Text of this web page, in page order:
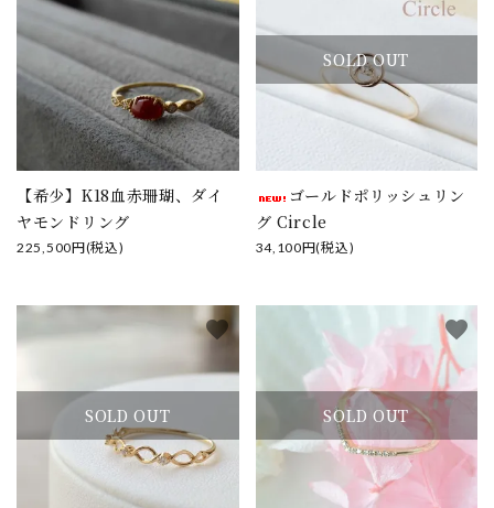
【希少】K18血赤珊瑚、ダイ
ヤモンドリング
225,500円(税込)
SOLD OUT
ゴールドポリッシュリン
グ Circle
34,100円(税込)
SOLD OUT
favorite
SOLD OUT
favorite
検索する